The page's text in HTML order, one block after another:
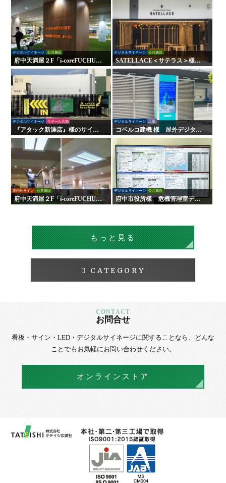
デジタルサイネージ 公共施設
府中天満屋２F「i-coreFUCHU」
様 LED木目ウォール 他
デジタルサイネージ 公共施設
SATELLACE＜サテラス＞様
屋内外サイン・デジタルサイネ
ージ
デジタルサイネージ リテール店舗
『アタック新涯店』様のサイン
施工を行いました！
デジタルサイネージ 工場
コベルコ建機 様 屋外デジタル
サイネージ
屋内外サイン 公共施設
府中天満屋２F「i-coreFUCHU」
様 CoeLux-コエルクス-
デジタルサイネージ 公共施設
府中市役所様 危機管理室デジ
タルサイネージ
もっと見る
CATEGORY
お問合せ
看板・サイン・LED・デジタルサイネージに関することなら、
どんな
ことでもお気軽にお問い合わせください。
オンラインストア